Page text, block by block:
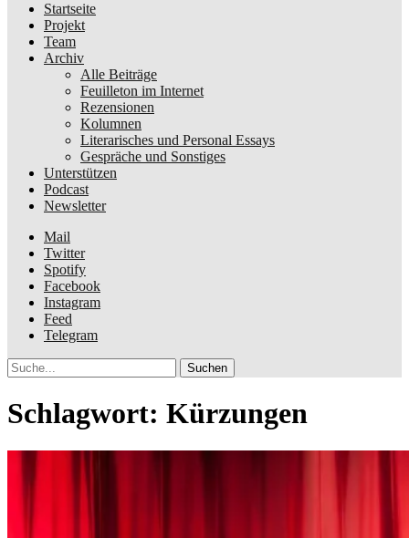
Startseite
Projekt
Team
Archiv
Alle Beiträge
Feuilleton im Internet
Rezensionen
Kolumnen
Literarisches und Personal Essays
Gespräche und Sonstiges
Unterstützen
Podcast
Newsletter
Mail
Twitter
Spotify
Facebook
Instagram
Feed
Telegram
Suche
Schlagwort: Kürzungen